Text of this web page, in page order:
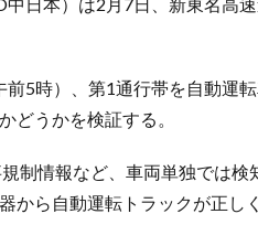
5時）、第1通行帯を自動運
どうかを検証する。
制情報など、車両単独では検
から自動運転トラックが正し